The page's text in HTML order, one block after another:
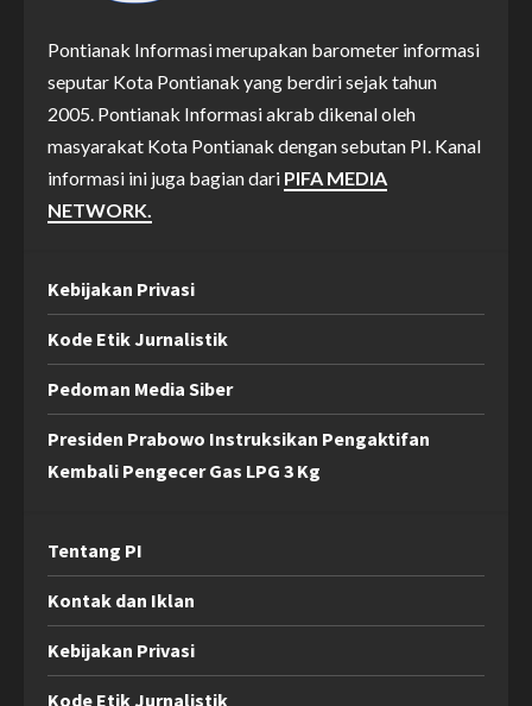
Pontianak Informasi merupakan barometer informasi
seputar Kota Pontianak yang berdiri sejak tahun
2005. Pontianak Informasi akrab dikenal oleh
masyarakat Kota Pontianak dengan sebutan PI. Kanal
informasi ini juga bagian dari PIFA MEDIA
NETWORK.
Kebijakan Privasi
Kode Etik Jurnalistik
Pedoman Media Siber
Presiden Prabowo Instruksikan Pengaktifan
Kembali Pengecer Gas LPG 3 Kg
Tentang PI
Kontak dan Iklan
Kebijakan Privasi
Kode Etik Jurnalistik